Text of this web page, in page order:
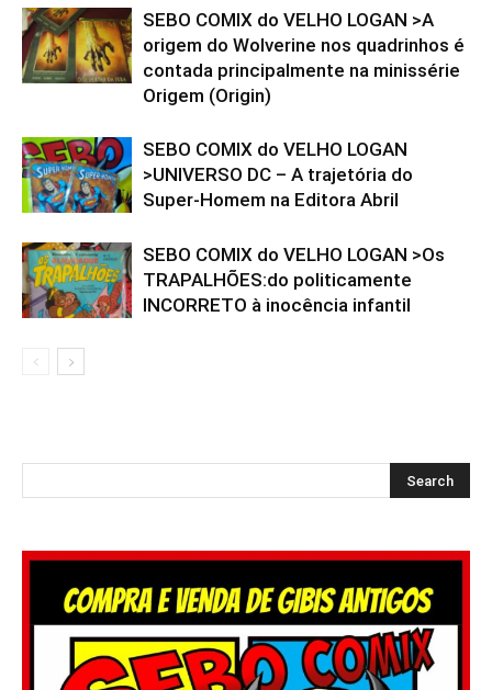
SEBO COMIX do VELHO LOGAN >A
origem do Wolverine nos quadrinhos é
contada principalmente na minissérie
Origem (Origin)
SEBO COMIX do VELHO LOGAN
>UNIVERSO DC – A trajetória do
Super-Homem na Editora Abril
SEBO COMIX do VELHO LOGAN >Os
TRAPALHÕES:do politicamente
INCORRETO à inocência infantil